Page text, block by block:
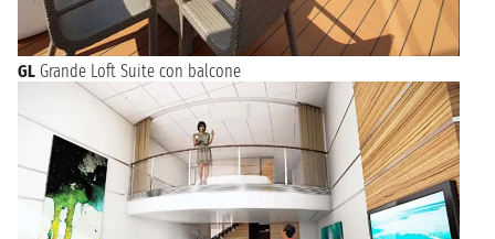
GL Grande Loft Suite con balcone